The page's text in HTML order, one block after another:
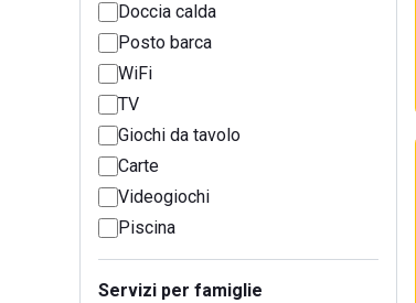
Doccia calda
Posto barca
WiFi
TV
Giochi da tavolo
Carte
Videogiochi
Piscina
Servizi per famiglie